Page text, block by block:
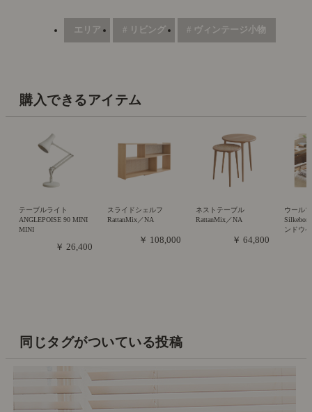
エリア # リビング # ヴィンテージ小物
購入できるアイテム
テーブルライト
ANGLEPOISE 90 MINI
MINI
￥ 26,400
スライドシェルフ
RattanMix／NA
￥ 108,000
ネストテーブル
RattanMix／NA
￥ 64,800
ウール
ンドウ
同じタグがついている投稿